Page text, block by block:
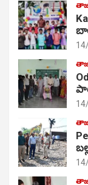
తాజా
తాజా
తాజా
తాజా